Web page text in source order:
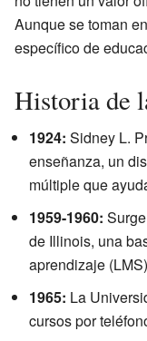
Aunque se toman
específico de
Historia de
1924: Sidney L.
enseñanza, un
múltiple que
1959-1960:
de Illinois, una
aprendizaje
1965: La
cursos por